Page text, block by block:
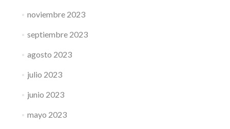
noviembre 2023
septiembre 2023
agosto 2023
julio 2023
junio 2023
mayo 2023